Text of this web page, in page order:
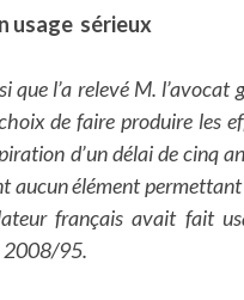
usage sérieux
l’a relevé M. l’avocat
de faire produire les
d’un délai de cinq
aucun élément permettant
français avait fait
2008/95.